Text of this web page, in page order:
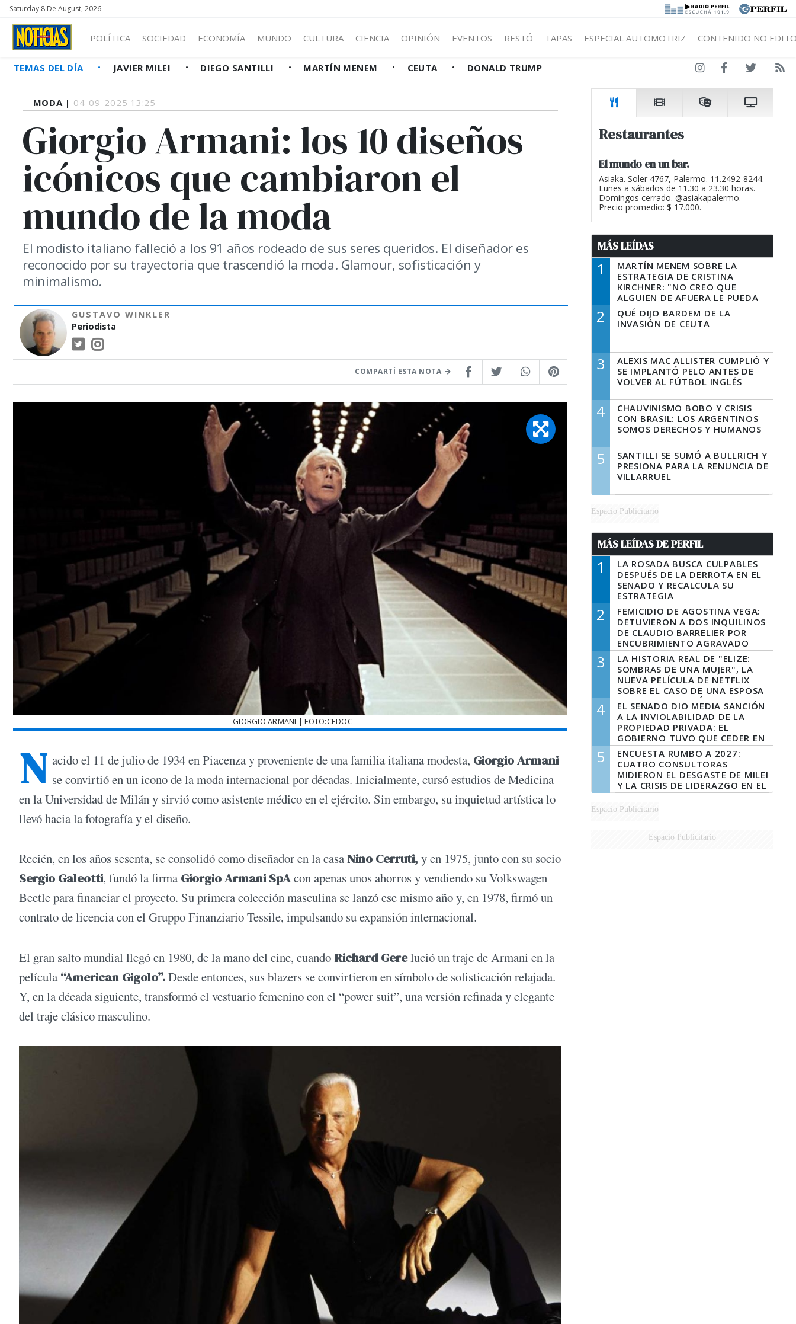
Saturday 8 De August, 2026 |
POLÍTICA SOCIEDAD ECONOMÍA MUNDO CULTURA CIENCIA OPINIÓN EVENTOS RESTÓ TAPAS ESPECIAL AUTOMOTRIZ CONTENIDO NO
TEMAS DEL DÍA JAVIER MILEI DIEGO SANTILLI MARTÍN MENEM CEUTA DONALD TRUMP
MODA | 04-09-2025 13:25
Giorgio Armani: los 10 diseños
icónicos que cambiaron el
mundo de la moda
El modisto italiano falleció a los 91 años rodeado de sus seres queridos. El diseñador es
reconocido por su trayectoria que trascendió la moda. Glamour, sofisticación y
minimalismo.
GUSTAVO WINKLER
Periodista
COMPARTÍ ESTA NOTA
GIORGIO ARMANI | FOTO:CEDOC
N acido el 11 de julio de 1934 en Piacenza y proveniente de una familia italiana modesta, Giorgio Armani
se convirtió en un icono de la moda internacional por décadas. Inicialmente, cursó estudios de Medicina
en la Universidad de Milán y sirvió como asistente médico en el ejército. Sin embargo, su inquietud artística lo
llevó hacia la fotografía y el diseño.
Recién, en los años sesenta, se consolidó como diseñador en la casaNino Cerruti, y en 1975, junto con su socio
Sergio Galeotti, fundó la firma Giorgio Armani SpAcon apenas unos ahorros y vendiendo su Volkswagen
Beetle para financiar el proyecto. Su primera colección masculina se lanzó ese mismo año y, en 1978, firmó un
contrato de licencia con el Gruppo Finanziario Tessile, impulsando su expansión internacional.
El gran salto mundial llegó en 1980, de la mano del cine, cuando Richard Gerelució un traje de Armani en la
película “American Gigolo”.Desde entonces, sus blazers se convirtieron en símbolo de sofisticación relajada.
Y, en la década siguiente, transformó el vestuario femenino con el “power suit”, una versión refinada y elegante
del traje clásico masculino.
Restaurantes
El mundo en un bar.
Asiaka. Soler 4767, Palermo. 11.2492-8244.
Lunes a sábados de 11.30 a 23.30 horas.
Domingos cerrado. @asiakapalermo.
Precio promedio: $ 17.000.
MÁS LEÍDAS
1
MARTÍN MENEM SOBRE LA
ESTRATEGIA DE CRISTINA
KIRCHNER: "NO CREO QUE
ALGUIEN DE AFUERA LE PUEDA
DECIR A LA JUSTICIA LO QUE
TIENE QUE HACER"
2
QUÉ DIJO BARDEM DE LA
INVASIÓN DE CEUTA
3
ALEXIS MAC ALLISTER CUMPLIÓ Y
SE IMPLANTÓ PELO ANTES DE
VOLVER AL FÚTBOL INGLÉS
4
CHAUVINISMO BOBO Y CRISIS
CON BRASIL: LOS ARGENTINOS
SOMOS DERECHOS Y HUMANOS
5
SANTILLI SE SUMÓ A BULLRICH Y
PRESIONA PARA LA RENUNCIA DE
VILLARRUEL
Espacio Publicitario
MÁS LEÍDAS DE PERFIL
1
LA ROSADA BUSCA CULPABLES
DESPUÉS DE LA DERROTA EN EL
SENADO Y RECALCULA SU
ESTRATEGIA
2
FEMICIDIO DE AGOSTINA VEGA:
DETUVIERON A DOS INQUILINOS
DE CLAUDIO BARRELIER POR
ENCUBRIMIENTO AGRAVADO
3
LA HISTORIA REAL DE "ELIZE:
SOMBRAS DE UNA MUJER", LA
NUEVA PELÍCULA DE NETFLIX
SOBRE EL CASO DE UNA ESPOSA
QUE DESCUARTIZÓ A SU
MARIDO
4
EL SENADO DIO MEDIA SANCIÓN
A LA INVIOLABILIDAD DE LA
PROPIEDAD PRIVADA: EL
GOBIERNO TUVO QUE CEDER EN
LA LEY DEL MANEJO DEL FUEGO
5
ENCUESTA RUMBO A 2027:
CUATRO CONSULTORAS
MIDIERON EL DESGASTE DE MILEI
Y LA CRISIS DE LIDERAZGO EN EL
PERONISMO
Espacio Publicitario
Espacio Publicitario